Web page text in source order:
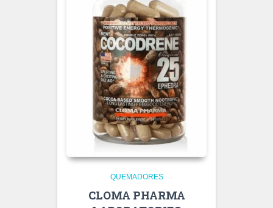
QUEMADORES
CLOMA PHARMA